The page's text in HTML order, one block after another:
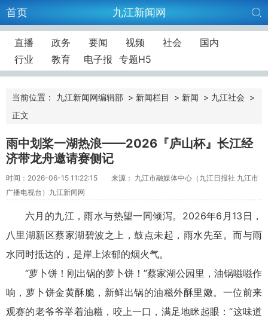
首页 九江新闻网
直播 政务 要闻 视频 社会
国内
行业
教育 电子报 专题H5
当前位置： 九江新闻网编辑部 > 新闻栏目 > 新闻 > 九江社会 >
正文
雨中划桨一湖热浪——2026『庐山杯』长江经
济带龙舟邀请赛侧记
时间：2026-06-15 11:22:15
来源： 九江市融媒体中心（九江日报社 九江市
广播电视台）九江新闻网
六月的九江，雨水与热望一同倾泻。2026年6月13日，
八里湖新区蔡家湖碧波之上，鼓点未起，雨水先至。而与雨
水同时抵达的，是岸上浓郁的烟火气。
“萝卜饼！刚出锅的萝卜饼！”蔡家湖公园里，油锅嗞嗞作
响，萝卜饼金黄酥脆，新鲜出锅的油糍外酥里嫩。一位前来
观赛的老爷爷举着油糍，咬上一口，满足地眯起眼：“这味道